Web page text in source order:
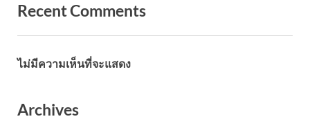
Recent Comments
ไม่มีความเห็นที่จะแสดง
Archives